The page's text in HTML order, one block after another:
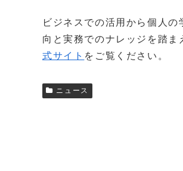
ビジネスでの活用から個人
向と実務でのナレッジを踏ま
式サイト をご覧ください。
ニュース